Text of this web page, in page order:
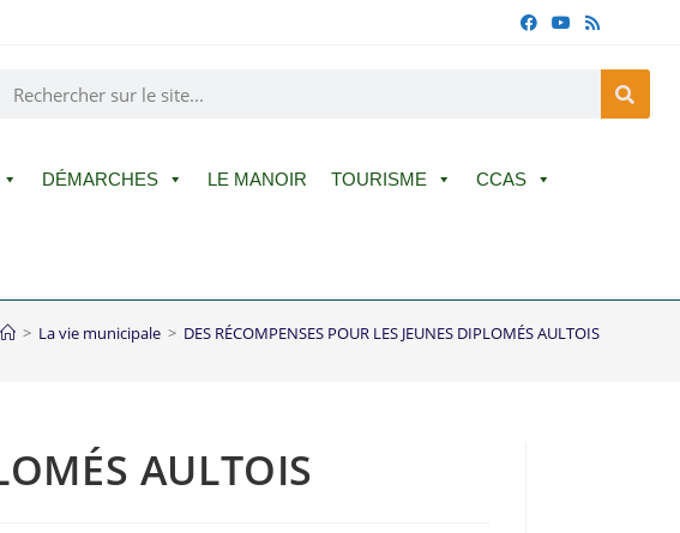
DÉMARCHES LE MANOIR TOURISME CCAS
> La vie municipale > DES RÉCOMPENSES POUR LES JEUNES DIPLOMÉS AULTOIS
AULTOIS